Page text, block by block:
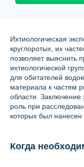
Ихтиологическая
круглоротых, их
позволяет выяснить
ихтиологической
для обитателей
материала к частям
области. Заключение
роль при
которых был
Когда